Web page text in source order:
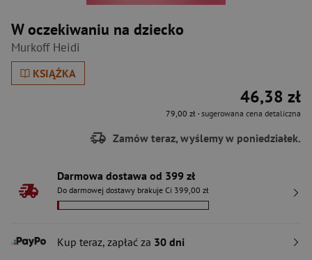
W oczekiwaniu na dziecko
Murkoff Heidi
KSIĄŻKA
46,38 zł
79,00 zł- sugerowana cena detaliczna
Zamów teraz, wyślemy w poniedziałek.
Darmowa dostawa od 399 zł
Do darmowej dostawy brakuje Ci 399,00 zł
Kup teraz, zapłać za 30 dni